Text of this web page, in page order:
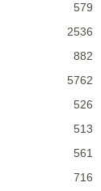
579
2536
882
5762
526
513
561
716